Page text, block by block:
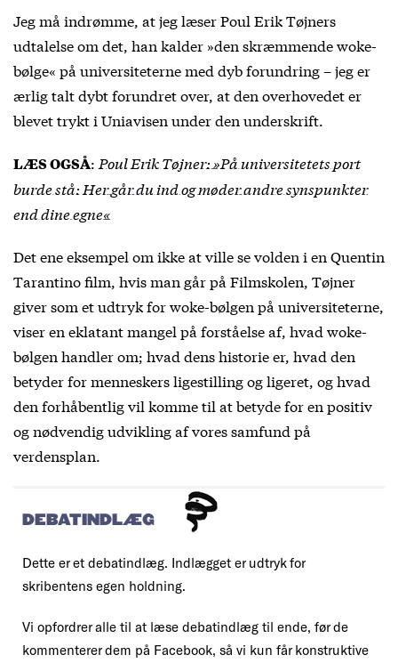
Jeg må indrømme, at jeg læser Poul Erik Tøjners
udtalelse om det, han kalder »den skræmmende woke-
bølge« på universiteterne med dyb forundring – jeg er
ærlig talt dybt forundret over, at den overhovedet er
blevet trykt i Uniavisen under den underskrift.
LÆS OGSÅ: Poul Erik Tøjner: »På universitetets port
burde stå: Her går du ind og møder andre synspunkter
end dine egne«
Det ene eksempel om ikke at ville se volden i en Quentin
Tarantino film, hvis man går på Filmskolen, Tøjner
giver som et udtryk for woke-bølgen på universiteterne,
viser en eklatant mangel på forståelse af, hvad woke-
bølgen handler om; hvad dens historie er, hvad den
betyder for menneskers ligestilling og ligeret, og hvad
den forhåbentlig vil komme til at betyde for en positiv
og nødvendig udvikling af vores samfund på
verdensplan.
DEBATINDLÆG
Dette er et debatindlæg. Indlægget er udtryk for
skribentens egen holdning.
Vi opfordrer alle til at læse debatindlæg til ende, før de
kommenterer dem på Facebook, så vi kun får konstruktive